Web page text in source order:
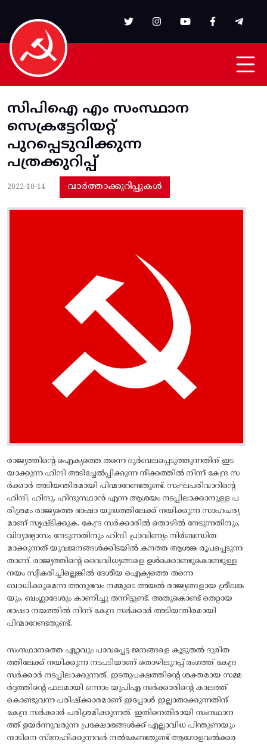
സിപിഐ എം സംസ്ഥാന
സെക്രട്ടേറിയറ്റ്‌
പുറപ്പെടുവിക്കുന്ന
പത്രക്കുറിപ്പ്‌
2022-10-14 വാർത്താക്കുറിപ്പുകൾ
രാജ്യത്തിന്റെ ഐക്യത്തെ തന്നെ ദുര്‍ബലപ്പെടുത്തുന്നതിന്‌ ഇട
യാക്കുന്ന ഹിന്ദി അടിച്ചേല്‍പ്പിക്കുന്ന നീക്കത്തില്‍ നിന്ന്‌ കേന്ദ്ര സ
ര്‍ക്കാര്‍ അടിയന്തിരമായി പിന്മാറേണ്ടതുണ്ട്‌. സംഘപരിവാറിന്റെ
ഹിന്ദി, ഹിന്ദു, ഹിന്ദുസ്ഥാന്‍ എന്ന ആശയം നടപ്പിലാക്കാനുള്ള പ
രിശ്രമം രാജ്യത്തെ ഭാഷാ യുദ്ധത്തിലേക്ക്‌ നയിക്കുന്ന സാഹചര്യ
മാണ്‌ സൃഷ്ടിക്കുക. കേന്ദ്ര സര്‍ക്കാരില്‍ തൊഴില്‍ നേടുന്നതിനും,
വിദ്യാഭ്യാസം നേടുന്നതിനും ഹിന്ദി പ്രാവിണ്യം നിര്‍ബന്ധിത
മാക്കുന്നത്‌ യുവജനങ്ങള്‍ക്കിടയില്‍ കനത്ത ആശങ്ക രൂപപ്പെടുന്ന
താണ്‌. രാജ്യത്തിന്റെ വൈവിധ്യങ്ങളെ ഉള്‍ക്കൊണ്ടുകൊണ്ടുള്ള
നയം സ്വീകരിച്ചില്ലെങ്കില്‍ ദേശീയ ഐക്യത്തെ തന്നെ
ബാധിക്കുമെന്ന അനുഭവം നമ്മുടെ അയല്‍ രാജ്യങ്ങളായ ശ്രീലങ്ക
യും, ബംഗ്ലാദേശും കാണിച്ചു തന്നിട്ടുണ്ട്‌. അതുകൊണ്ട്‌ തെറ്റായ
ഭാഷാ നയത്തില്‍ നിന്ന്‌ കേന്ദ്ര സര്‍ക്കാര്‍ അടിയന്തിരമായി
പിന്മാറേണ്ടതുണ്ട്‌.
സംസ്ഥാനത്തെ ഏറ്റവും പാവപ്പെട്ട ജനങ്ങളെ കൂടുതല്‍ ദുരിത
ത്തിലേക്ക്‌ നയിക്കുന്ന നടപടിയാണ്‌ തൊഴിലുറപ്പ്‌ രംഗത്ത്‌ കേന്ദ്ര
സര്‍ക്കാര്‍ നടപ്പിലാക്കുന്നത്‌. ഇടതുപക്ഷത്തിന്റെ ശക്തമായ സമ്മ
ര്‍ദ്ദത്തിന്റെ ഫലമായി ഒന്നാം യുപിഎ സര്‍ക്കാരിന്റെ കാലത്ത്‌
കൊണ്ടുവന്ന പരിഷ്‌ക്കാരമാണ്‌ ഇപ്പോള്‍ ഇല്ലാതാക്കുന്നതിന്‌
കേന്ദ്ര സര്‍ക്കാര്‍ പരിശ്രമിക്കുന്നത്‌. ഇതിനെതിരായി സംസ്ഥാന
ത്ത്‌ ഉയര്‍ന്നുവരുന്ന പ്രക്ഷോഭങ്ങള്‍ക്ക്‌ എല്ലാവിധ പിന്തുണയും
നാടിനെ സ്‌നേഹിക്കുന്നവര്‍ നല്‍കേണ്ടതുണ്ട്‌ ആഗോളവല്‍ക്കര